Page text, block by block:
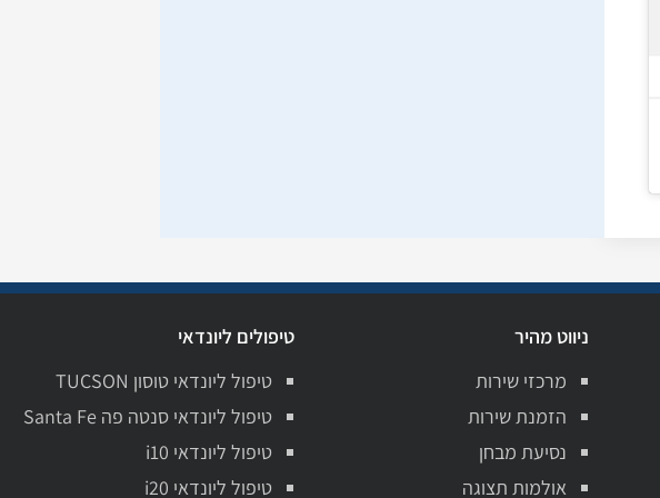
ניווט מהיר
מרכזי שירות
הזמנת שירות
נסיעת מבחן
אולמות תצוגה
טיפולים ליונדאי
טיפול ליונדאי טוסון TUCSON
טיפול ליונדאי סנטה פה Santa Fe
טיפול ליונדאי i10
טיפול ליונדאי i20